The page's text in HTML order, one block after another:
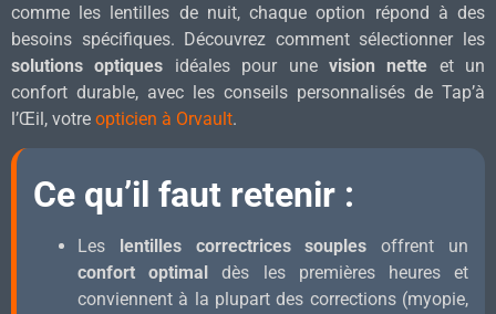
comme les lentilles de nuit, chaque option répond à des
besoins spécifiques. Découvrez comment sélectionner les
solutions optiques idéales pour une vision nette et un
confort durable, avec les conseils personnalisés de Tap’à
l’Œil, votre opticien à Orvault.
Ce qu’il faut retenir :
Les lentilles correctrices souples offrent un
confort optimal dès les premières heures et
conviennent à la plupart des corrections (myopie,